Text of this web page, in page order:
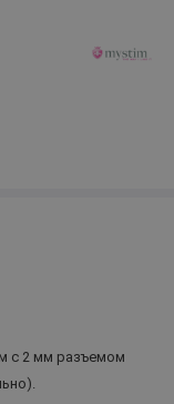
с 2 мм разъемом